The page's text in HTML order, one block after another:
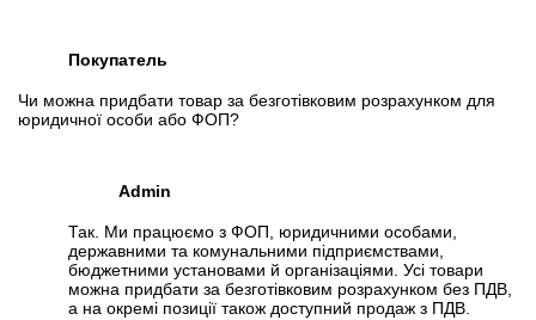
Покупатель
Чи можна придбати товар за безготівковим розрахунком для
юридичної особи або ФОП?
Admin
Так. Ми працюємо з ФОП, юридичними особами,
державними та комунальними підприємствами,
бюджетними установами й організаціями. Усі товари
можна придбати за безготівковим розрахунком без ПДВ,
а на окремі позиції також доступний продаж з ПДВ.